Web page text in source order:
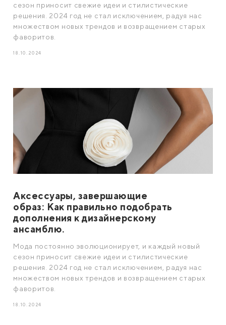
сезон приносит свежие идеи и стилистические
решения. 2024 год не стал исключением, радуя нас
множеством новых трендов и возвращением старых
фаворитов.
18.10.2024
Аксессуары, завершающие
образ: Как правильно подобрать
дополнения к дизайнерскому
ансамблю.
Мода постоянно эволюционирует, и каждый новый
сезон приносит свежие идеи и стилистические
решения. 2024 год не стал исключением, радуя нас
множеством новых трендов и возвращением старых
фаворитов.
18.10.2024